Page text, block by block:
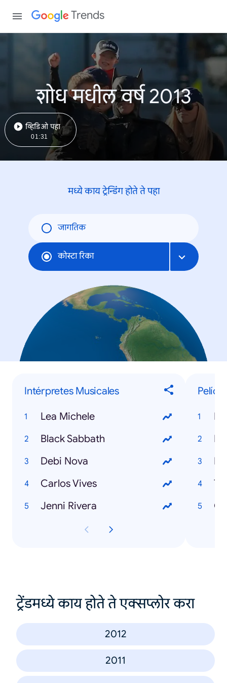
Trends
शोध मधील वर्ष 2013
व्हिडिओ पहा
01:31
मध्ये काय ट्रेन्डिंंग होते ते पहा
जागतिक
कोस्टा रिका
Intérpretes Musicales
Lea Michele
Black Sabbath
Debi Nova
Carlos Vives
Jenni Rivera
ट्रेंडमध्ये काय होते ते एक्सप्लोर करा
2012
2011